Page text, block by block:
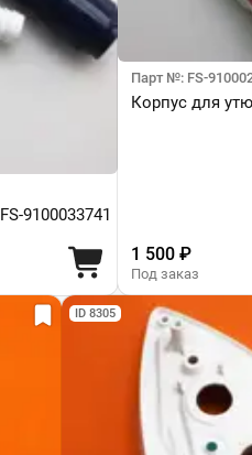
9100033741
Парт №: FS-
Корпус для
1 500 ₽
Под заказ
ID 8305